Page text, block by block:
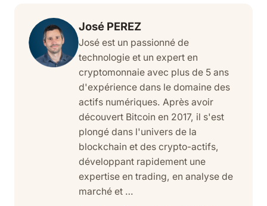
José PEREZ
José est un passionné de
technologie et un expert en
cryptomonnaie avec plus de 5 ans
d'expérience dans le domaine des
actifs numériques. Après avoir
découvert Bitcoin en 2017, il s'est
plongé dans l'univers de la
blockchain et des crypto-actifs,
développant rapidement une
expertise en trading, en analyse de
marché et …